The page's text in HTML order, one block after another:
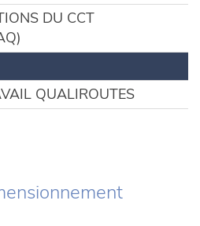
DU CCT
QUALIROUTES